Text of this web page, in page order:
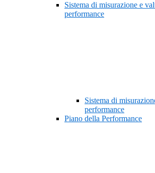
Sistema di misurazione e
performance
Sistema di
performance
Piano della Performance